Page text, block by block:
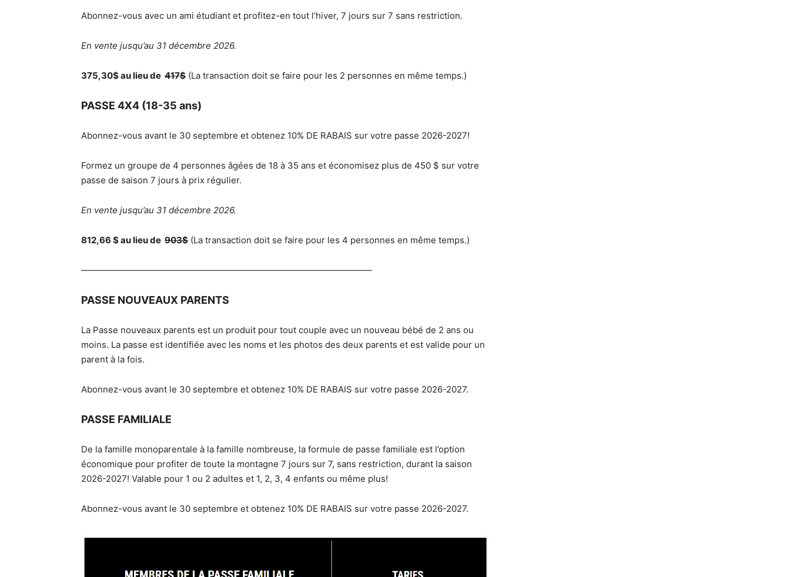
Abonnez-vous avec un ami étudiant et profitez-en tout l’hiver, 7 jours sur 7 sans restriction.
En vente jusqu’au 31 décembre 2026.
375,30$ au lieu de 417$ (La transaction doit se faire pour les 2 personnes en même temps.)
PASSE 4X4 (18-35 ans)
Abonnez-vous avant le 30 septembre et obtenez 10% DE RABAIS sur votre passe 2026-2027!
Formez un groupe de 4 personnes âgées de 18 à 35 ans et économisez plus de 450 $ sur votre
passe de saison 7 jours à prix régulier.
En vente jusqu’au 31 décembre 2026.
812,66 $ au lieu de 903$ (La transaction doit se faire pour les 4 personnes en même temps.)
—————————————————————————————————
PASSE NOUVEAUX PARENTS
La Passe nouveaux parents est un produit pour tout couple avec un nouveau bébé de 2 ans ou
moins. La passe est identifiée avec les noms et les photos des deux parents et est valide pour un
parent à la fois.
Abonnez-vous avant le 30 septembre et obtenez 10% DE RABAIS sur votre passe 2026-2027.
PASSE FAMILIALE
De la famille monoparentale à la famille nombreuse, la formule de passe familiale est l’option
économique pour profiter de toute la montagne 7 jours sur 7, sans restriction, durant la saison
2026-2027! Valable pour 1 ou 2 adultes et 1, 2, 3, 4 enfants ou même plus!
Abonnez-vous avant le 30 septembre et obtenez 10% DE RABAIS sur votre passe 2026-2027.